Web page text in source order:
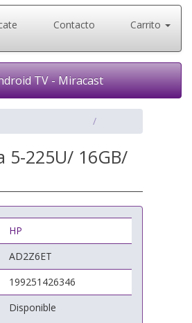
Contacto Carrito
TV - Miracast
5-225U/ 16GB/
HP
AD2Z6ET
199251426346
Disponible